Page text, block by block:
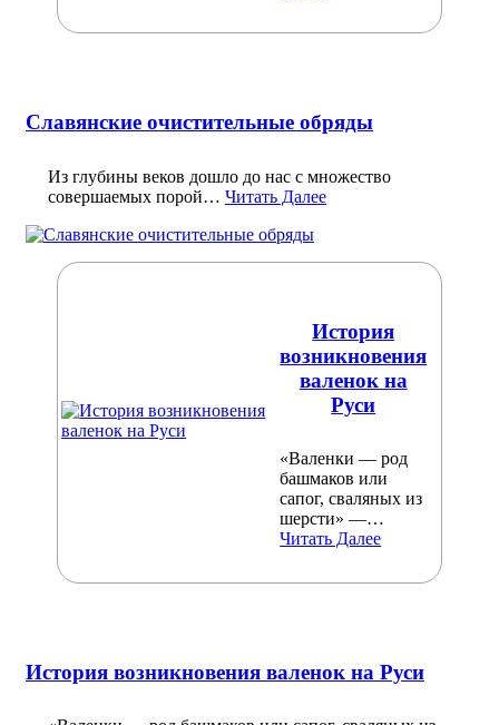
Славянские очистительные обряды
Из глубины веков дошло до нас с множество
совершаемых порой… Читать Далее
История
возникновения
валенок на
Руси
«Валенки — род
башмаков или
сапог, сваляных из
шерсти» —…
Читать Далее
История возникновения валенок на Руси